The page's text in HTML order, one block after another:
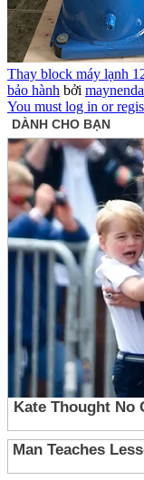
Thay block máy lạnh
bảo hành bởi
You must log in or